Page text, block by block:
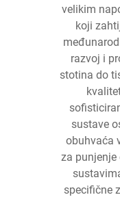
velikim
koji
razvoj i
stotina do
sustave
obuhvaća
za
specifične